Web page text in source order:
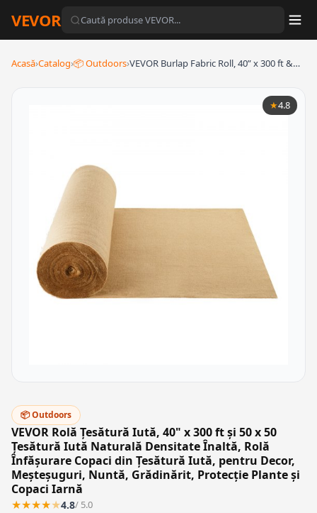
VEVOR
Acasă›Catalog›📦 Outdoors›VEVOR Burlap Fabric Roll, 40” x 300 ft &…
★4.8
📦 Outdoors
VEVOR Rolă Țesătură Iută, 40" x 300 ft și 50 x 50
Țesătură Iută Naturală Densitate Înaltă, Rolă
Înfășurare Copaci din Țesătură Iută, pentru Decor,
Meșteșuguri, Nuntă, Grădinărit, Protecție Plante și
Copaci Iarnă
★★★★★4.8/ 5.0